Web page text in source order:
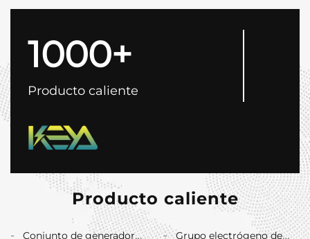
1000+
Producto caliente
Producto caliente
Conjunto de generador Grupo electrógeno de